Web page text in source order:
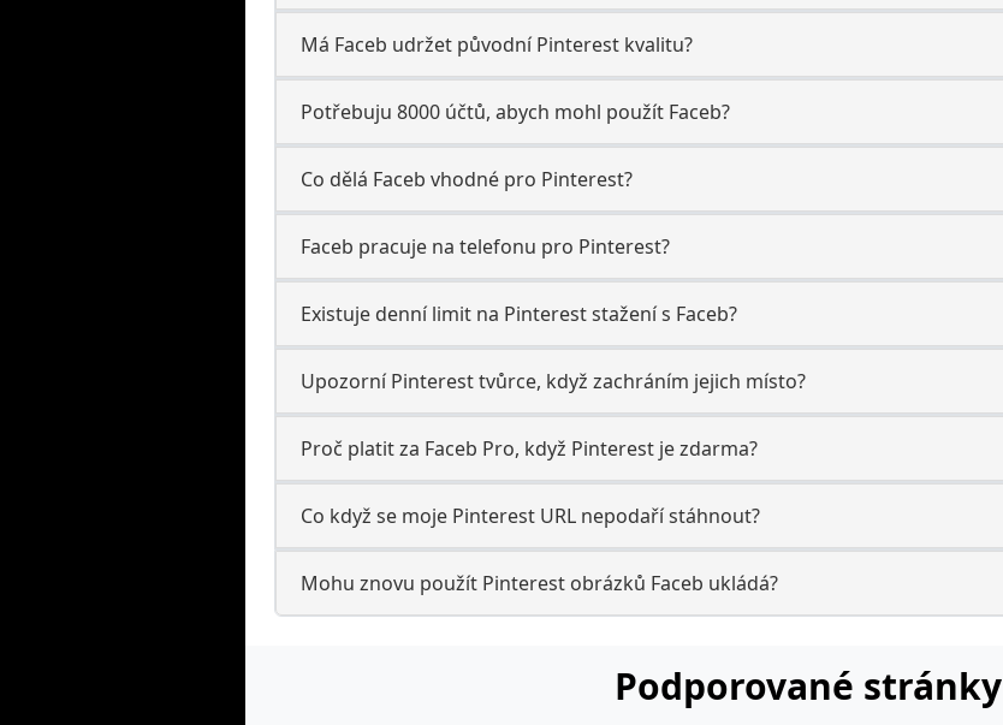
Má Faceb udržet původní Pinterest kvalitu?
Potřebuju 8000 účtů, abych mohl použít Faceb?
Co dělá Faceb vhodné pro Pinterest?
Faceb pracuje na telefonu pro Pinterest?
Existuje denní limit na Pinterest stažení s Faceb?
Upozorní Pinterest tvůrce, když zachráním jejich místo?
Proč platit za Faceb Pro, když Pinterest je zdarma?
Co když se moje Pinterest URL nepodaří stáhnout?
Mohu znovu použít Pinterest obrázků Faceb ukládá?
Podporované stránky